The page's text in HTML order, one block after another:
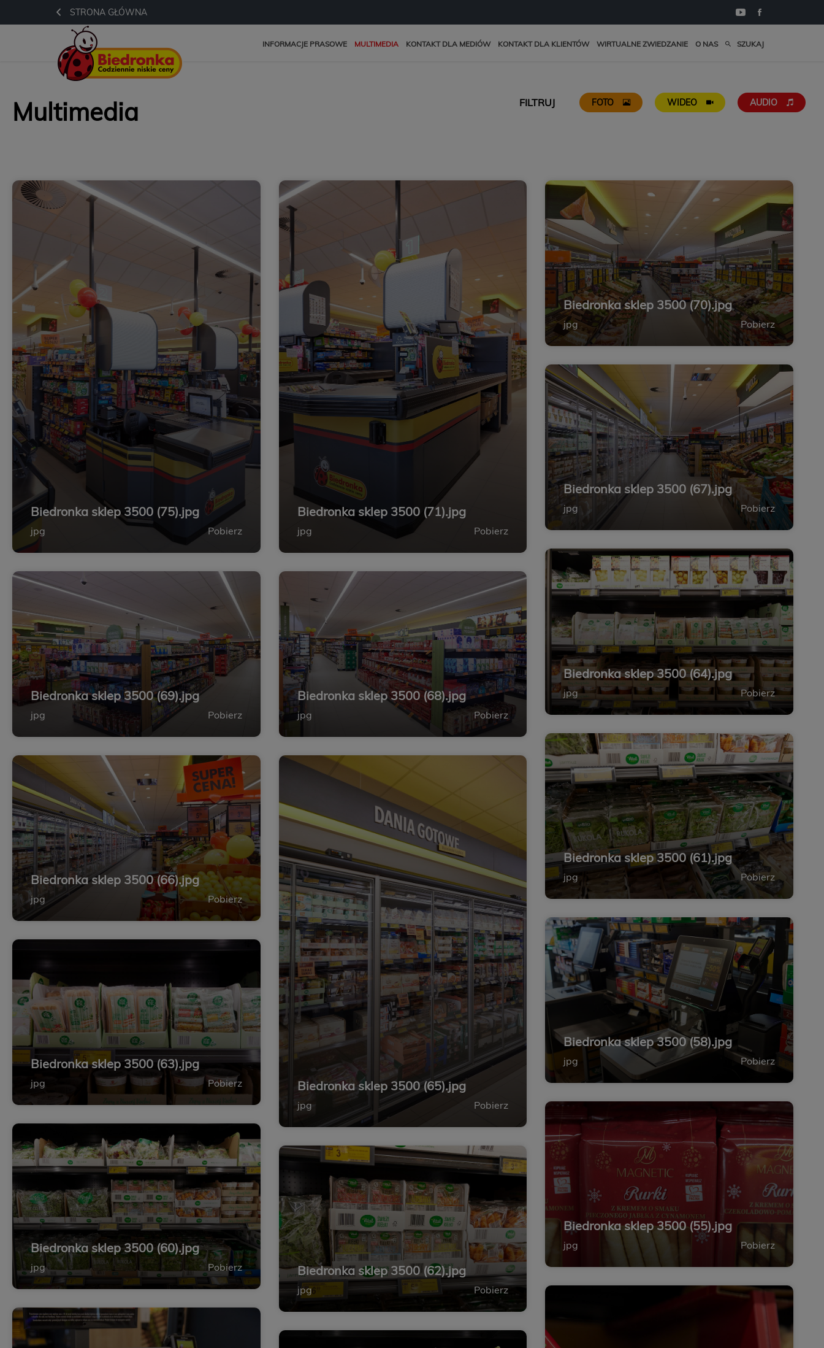
STRONA GŁÓWNA
INFORMACJE PRASOWE MULTIMEDIA KONTAKT DLA MEDIÓW KONTAKT DLA KLIENTÓW WIRTUALNE ZWIEDZANIE O NAS SZUKAJ
Multimedia FILTRUJ FOTO WIDEO AUDIO
Biedronka sklep 3500 (75).jpg
jpg Pobierz
Biedronka sklep 3500 (69).jpg
jpg Pobierz
Biedronka sklep 3500 (66).jpg
jpg Pobierz
Biedronka sklep 3500 (63).jpg
jpg Pobierz
Biedronka sklep 3500 (60).jpg
jpg Pobierz
Biedronka sklep 3500 (71).jpg
jpg Pobierz
Biedronka sklep 3500 (68).jpg
jpg Pobierz
Biedronka sklep 3500 (65).jpg
jpg Pobierz
Biedronka sklep 3500 (62).jpg
jpg Pobierz
Biedronka sklep 3500 (70).jpg
jpg Pobierz
Biedronka sklep 3500 (67).jpg
jpg Pobierz
Biedronka sklep 3500 (64).jpg
jpg Pobierz
Biedronka sklep 3500 (61).jpg
jpg Pobierz
Biedronka sklep 3500 (58).jpg
jpg Pobierz
Biedronka sklep 3500 (55).jpg
jpg Pobierz